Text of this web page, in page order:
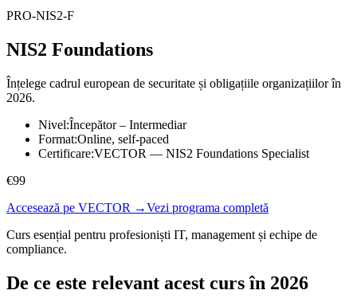
PRO-NIS2-F
NIS2 Foundations
Înțelege cadrul european de securitate și obligațiile organizațiilor în
2026.
Nivel:Începător – Intermediar
Format:Online, self-paced
Certificare:VECTOR — NIS2 Foundations Specialist
€99
Accesează pe VECTOR →Vezi programa completă
Curs esențial pentru profesioniști IT, management și echipe de
compliance.
De ce este relevant acest curs în 2026